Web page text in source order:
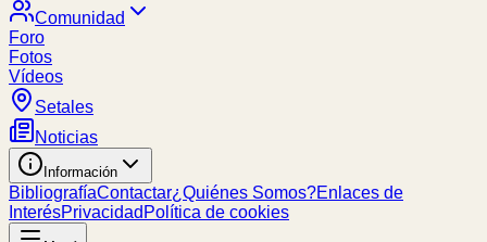
Comunidad
Foro
Fotos
Vídeos
Setales
Noticias
Información
BibliografíaContactar¿Quiénes Somos?Enlaces de
InterésPrivacidad Política de cookies